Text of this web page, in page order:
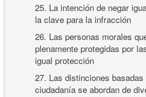
25. La intención de negar
la clave para la infracción
26. Las personas morales
plenamente protegidas por
igual protección
27. Las distinciones basadas
ciudadanía se abordan de